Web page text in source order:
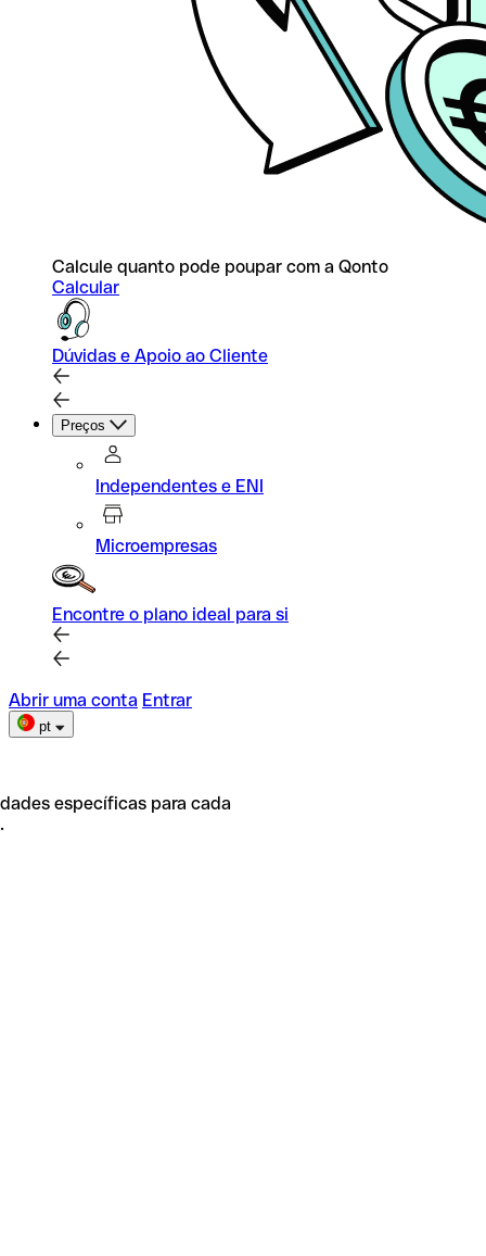
Calcule quanto pode poupar com a Qonto
Calcular
Dúvidas e Apoio ao Cliente
Preços
Independentes e ENI
Microempresas
Encontre o plano ideal para si
Abrir uma conta Entrar
pt
específicas para cada